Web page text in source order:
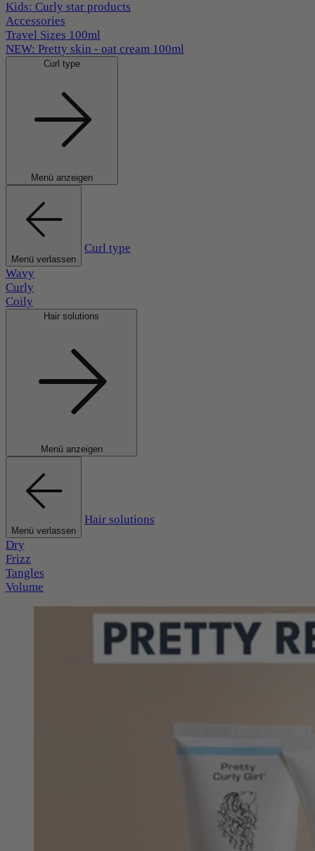
Kids: Curly star products
Accessories
Travel Sizes 100ml
NEW: Pretty skin - oat cream 100ml
Curl type
Menü anzeigen
Menü verlassen
Curl type
Wavy
Curly
Coily
Hair solutions
Menü anzeigen
Menü verlassen
Hair solutions
Dry
Frizz
Tangles
Volume